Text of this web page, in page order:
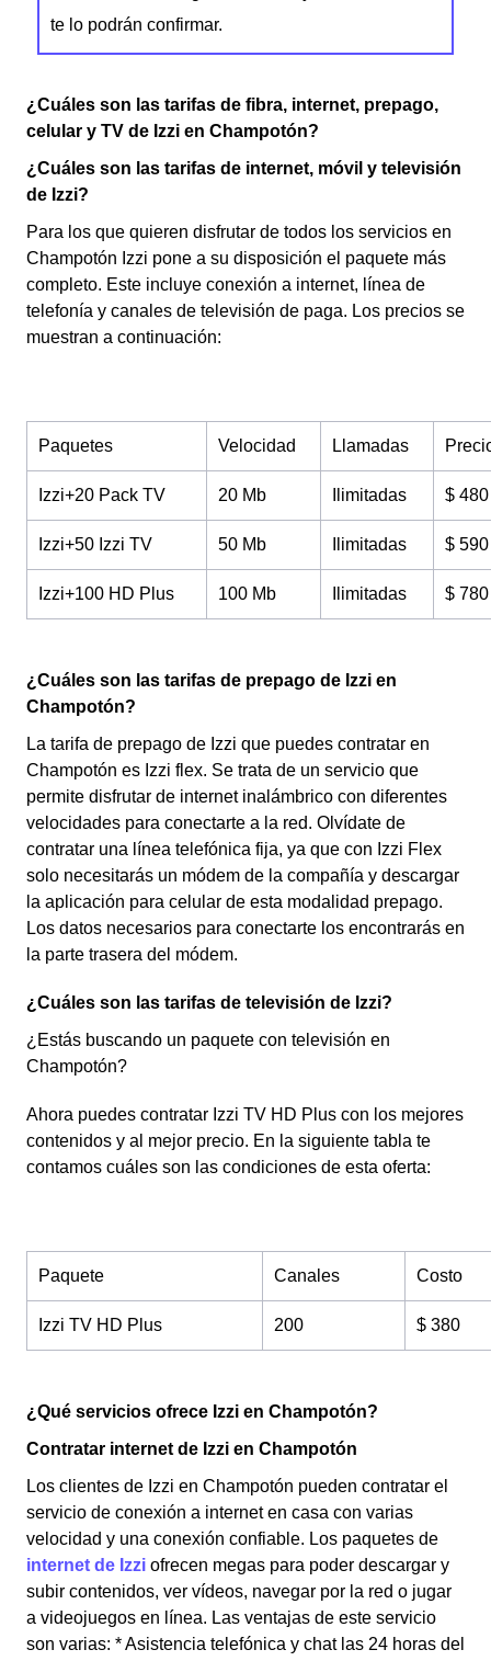
te lo podrán confirmar.
¿Cuáles son las tarifas de fibra, internet, prepago,
celular y TV de Izzi en Champotón?
¿Cuáles son las tarifas de internet, móvil y televisión
de Izzi?
Para los que quieren disfrutar de todos los servicios en
Champotón Izzi pone a su disposición el paquete más
completo. Este incluye conexión a internet, línea de
telefonía y canales de televisión de paga. Los precios se
muestran a continuación:
Paquetes Velocidad Llamadas
Izzi+20 Pack TV 20 Mb Ilimitadas $ 480
Izzi+50 Izzi TV 50 Mb Ilimitadas $ 590
Izzi+100 HD Plus 100 Mb Ilimitadas $ 780
¿Cuáles son las tarifas de prepago de Izzi en
Champotón?
La tarifa de prepago de Izzi que puedes contratar en
Champotón es Izzi flex. Se trata de un servicio que
permite disfrutar de internet inalámbrico con diferentes
velocidades para conectarte a la red. Olvídate de
contratar una línea telefónica fija, ya que con Izzi Flex
solo necesitarás un módem de la compañía y descargar
la aplicación para celular de esta modalidad prepago.
Los datos necesarios para conectarte los encontrarás en
la parte trasera del módem.
¿Cuáles son las tarifas de televisión de Izzi?
¿Estás buscando un paquete con televisión en
Champotón?
Ahora puedes contratar Izzi TV HD Plus con los mejores
contenidos y al mejor precio. En la siguiente tabla te
contamos cuáles son las condiciones de esta oferta:
Paquete Canales Costo
Izzi TV HD Plus 200 $ 380
¿Qué servicios ofrece Izzi en Champotón?
Contratar internet de Izzi en Champotón
Los clientes de Izzi en Champotón pueden contratar el
servicio de conexión a internet en casa con varias
velocidad y una conexión confiable. Los paquetes de
internet de Izzi ofrecen megas para poder descargar y
subir contenidos, ver vídeos, navegar por la red o jugar
a videojuegos en línea. Las ventajas de este servicio
son varias: * Asistencia telefónica y chat las 24 horas del